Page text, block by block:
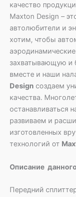
качество
Maxton Design –
автолюбители и
хотим, чтобы
захватывающую и
вместе и наши
Design создаем
качества.
останавливаться
развиваем и
изготовленных
технологий от
Описание
Передний